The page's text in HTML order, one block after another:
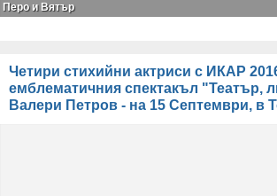
Перо и Вятър
Четири стихийни актриси с ИКАР
емблематичния спектакъл "Театър,
Валери Петров - на 15 Септември, в